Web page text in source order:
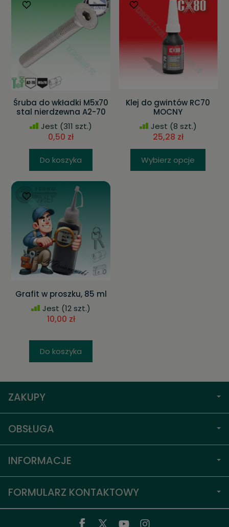
Śruba do wkładki M5x70
stal nierdzewna A2-70
Jest (311 szt.)
0,50 zł
Do koszyka
Klej do gwintów RC70
MOCNY
Jest (8 szt.)
25,28 zł
Wybierz opcje
Grafit w proszku, 85 ml
Jest (12 szt.)
10,00 zł
Do koszyka
ZAKUPY
OBSŁUGA
INFORMACJE
FORMULARZ KONTAKTOWY